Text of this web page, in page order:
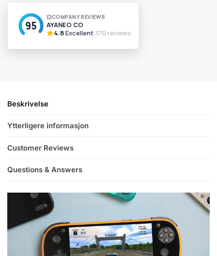
e
Beskrivelse
Ytterligere informasjon
Customer Reviews
Questions & Answers